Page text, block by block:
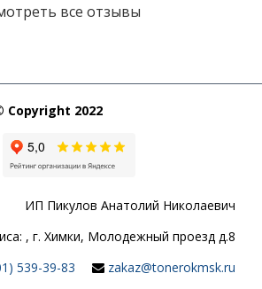
все отзывы
Copyright 2022
ИП Пикулов Анатолий Николаевич
, г. Химки, Молодежный проезд д.8
539-39-83
zakaz@tonerokmsk.ru